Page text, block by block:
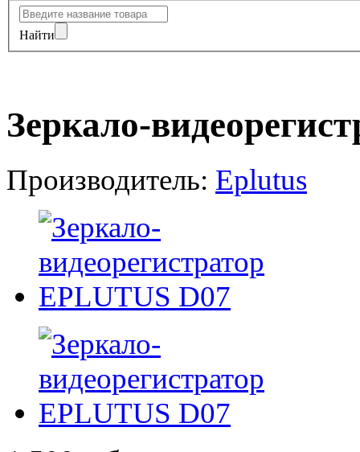
Найти
Зеркало-
Производитель: Eplutus